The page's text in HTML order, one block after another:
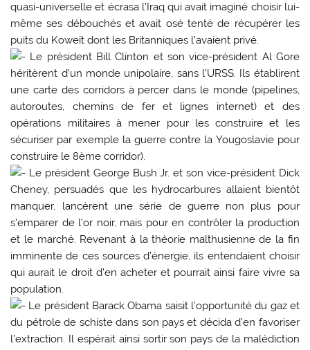
quasi-universelle et écrasa l’Iraq qui avait imaginé choisir lui-
même ses débouchés et avait osé tenté de récupérer les
puits du Koweït dont les Britanniques l’avaient privé.
Le président Bill Clinton et son vice-président Al Gore
héritèrent d’un monde unipolaire, sans l’URSS. Ils établirent
une carte des corridors à percer dans le monde (pipelines,
autoroutes, chemins de fer et lignes internet) et des
opérations militaires à mener pour les construire et les
sécuriser par exemple la guerre contre la Yougoslavie pour
construire le 8ème corridor).
Le président George Bush Jr. et son vice-président Dick
Cheney, persuadés que les hydrocarbures allaient bientôt
manquer, lancèrent une série de guerre non plus pour
s’emparer de l’or noir, mais pour en contrôler la production
et le marché. Revenant à la théorie malthusienne de la fin
imminente de ces sources d’énergie, ils entendaient choisir
qui aurait le droit d’en acheter et pourrait ainsi faire vivre sa
population.
Le président Barack Obama saisit l’opportunité du gaz et
du pétrole de schiste dans son pays et décida d’en favoriser
l’extraction. Il espérait ainsi sortir son pays de la malédiction